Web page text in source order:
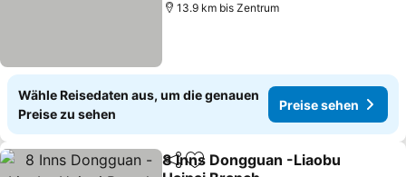
13.9 km bis Zentrum
Wähle Reisedaten aus, um die genauen
Preise zu sehen
Preise sehen
TeilenZu Favoriten hinzufügen
8 Inns Dongguan -Liaobu